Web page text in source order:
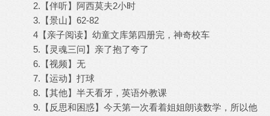
2.【伴听】阿西莫夫2小时
3.【景山】62-82
4【亲子阅读】幼童文库第四册完，神奇校车
5.【灵魂三问】亲了抱了夸了
6.【视频】无
7.【运动】打球
8.【其他】半天看牙，英语外教课
9.【反思和困惑】今天第一次看着姐姐朗读数学，所以他